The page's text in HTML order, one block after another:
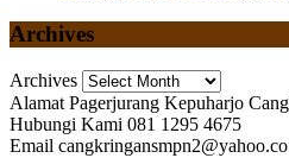
Archives
Archives
Alamat Pagerjurang Kepuharjo
Hubungi Kami 081 1295 4675
Email